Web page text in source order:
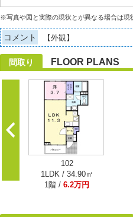
※写真や図と実際の現状とが異なる場合は現
コメント 【外観】
間取り FLOOR PLANS
102
1LDK / 34.90㎡
1階 / 6.2万円